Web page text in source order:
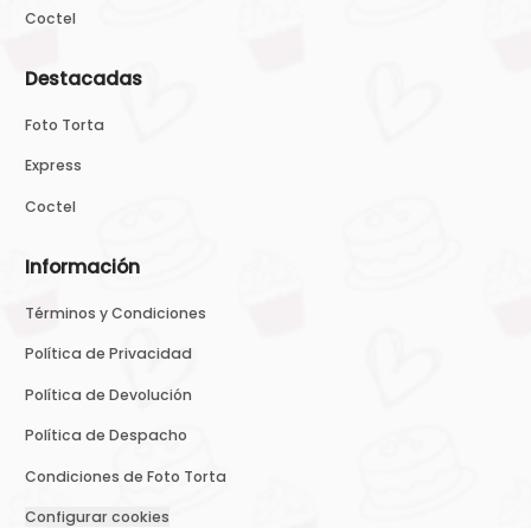
Coctel
Destacadas
Foto Torta
Express
Coctel
Información
Términos y Condiciones
Política de Privacidad
Política de Devolución
Política de Despacho
Condiciones de Foto Torta
Configurar cookies